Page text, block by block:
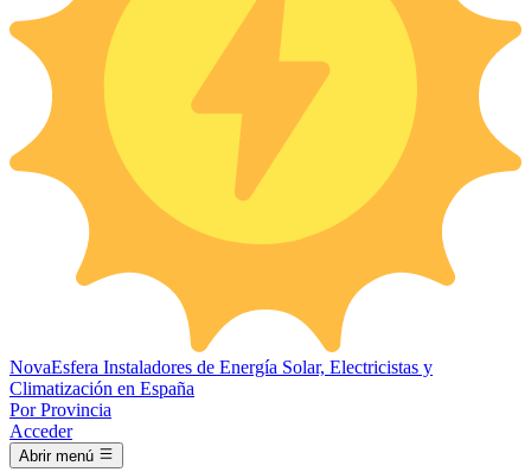
NovaEsfera Instaladores de Energía Solar, Electricistas y
Climatización en España
Por Provincia
Acceder
Abrir menú